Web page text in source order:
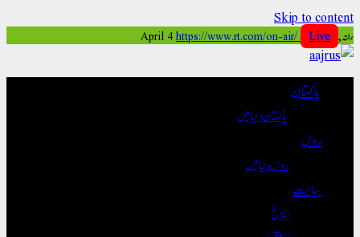
Skip to content
ہفتہ, April 4 https://www.rt.com/on-air/ Live
پاکستان
پاکستان دنیا میں
روس
روس دنیا میں
سیاست
ابلاغ